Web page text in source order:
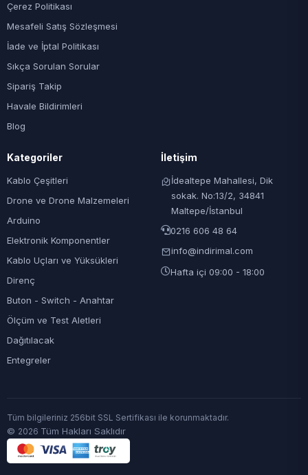
Çerez Politikası
Mesafeli Satış Sözleşmesi
İade ve İptal Politikası
Sıkça Sorulan Sorular
Sipariş Takip
Havale Bildirimleri
Blog
Kategoriler
Kablo Çeşitleri
Drone ve Drone Malzemeleri
Arduino
Elektronik Komponentler
Kablo Uçları ve Yüksükleri
Direnç
Buton - Switch - Anahtar
Ölçüm ve Test Aletleri
Dağıtılacak
Entegreler
İletişim
İdealtepe Mahallesi, Dik
sokak. No:13/2, 34841
Maltepe/İstanbul
0216 606 48 64
info@indirimal.com
Hafta içi 09:00 - 18:00
Tüm bilgileriniz 256bit SSL Sertifikası ile korunmaktadır.
© 2026 Tüm Hakları Saklıdır